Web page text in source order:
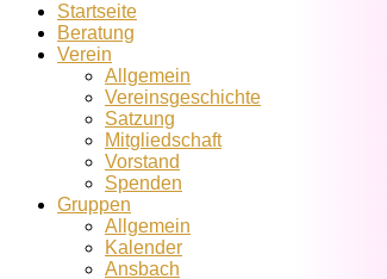
Startseite
Beratung
Verein
Allgemein
Vereins­geschichte
Satzung
Mitglied­schaft
Vorstand
Spenden
Gruppen
Allgemein
Kalender
Ansbach